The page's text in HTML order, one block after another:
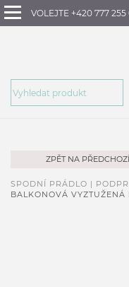
VOLEJTE +420 777 255
ZPĚT NA
SPODNÍ PRÁDLO |
BALKONOVÁ